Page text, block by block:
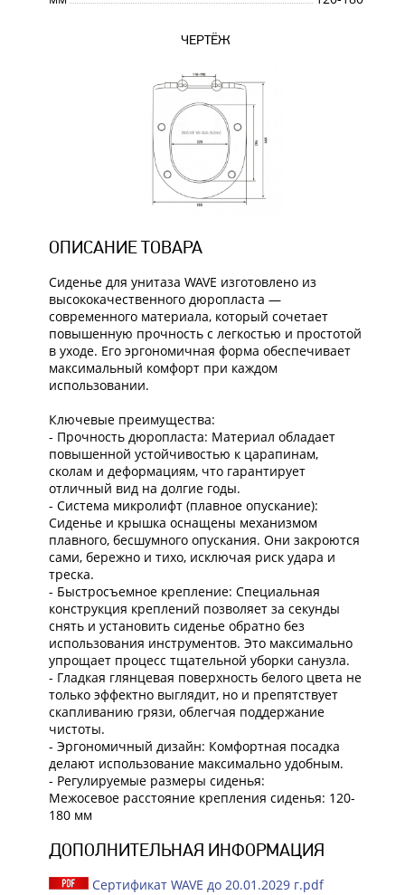
ЧЕРТЁЖ
ОПИСАНИЕ ТОВАРА
Сиденье для унитаза WAVE изготовлено из
высококачественного дюропласта —
современного материала, который сочетает
повышенную прочность с легкостью и простотой
в уходе. Его эргономичная форма обеспечивает
максимальный комфорт при каждом
использовании.
Ключевые преимущества:
- Прочность дюропласта: Материал обладает
повышенной устойчивостью к царапинам,
сколам и деформациям, что гарантирует
отличный вид на долгие годы.
- Система микролифт (плавное опускание):
Сиденье и крышка оснащены механизмом
плавного, бесшумного опускания. Они закроются
сами, бережно и тихо, исключая риск удара и
треска.
- Быстросъемное крепление: Специальная
конструкция креплений позволяет за секунды
снять и установить сиденье обратно без
использования инструментов. Это максимально
упрощает процесс тщательной уборки санузла.
- Гладкая глянцевая поверхность белого цвета не
только эффектно выглядит, но и препятствует
скапливанию грязи, облегчая поддержание
чистоты.
- Эргономичный дизайн: Комфортная посадка
делают использование максимально удобным.
- Регулируемые размеры сиденья:
Межосевое расстояние крепления сиденья: 120-
180 мм
ДОПОЛНИТЕЛЬНАЯ ИНФОРМАЦИЯ
Сертификат WAVE до 20.01.2029 г.pdf